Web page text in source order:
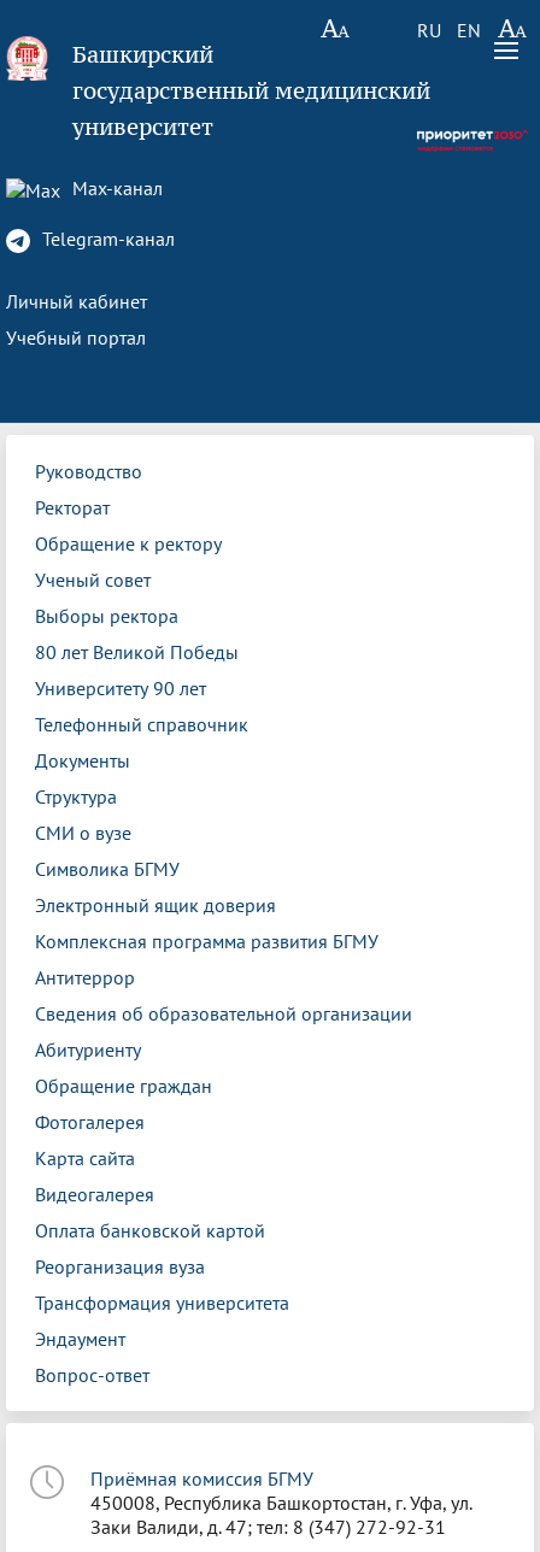
RU EN
Башкирский
государственный медицинский
университет
Max-канал
Telegram-канал
Личный кабинет
Учебный портал
Руководство
Ректорат
Обращение к ректору
Ученый совет
Выборы ректора
80 лет Великой Победы
Университету 90 лет
Телефонный справочник
Документы
Структура
СМИ о вузе
Символика БГМУ
Электронный ящик доверия
Комплексная программа развития БГМУ
Антитеррор
Сведения об образовательной организации
Абитуриенту
Обращение граждан
Фотогалерея
Карта сайта
Видеогалерея
Оплата банковской картой
Реорганизация вуза
Трансформация университета
Эндаумент
Вопрос-ответ
Приёмная комиссия БГМУ
450008, Республика Башкортостан, г. Уфа, ул.
Заки Валиди, д. 47; тел: 8 (347) 272-92-31